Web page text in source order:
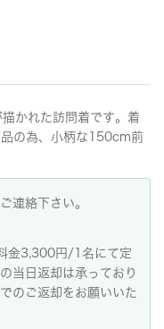
かれた訪問着です。着
の為、小柄な150cm前
連絡下さい。
金3,300円/1名にて定
当日返却は承っており
のご返却をお願いいた